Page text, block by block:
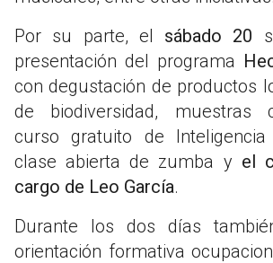
Por su parte, el sábado 20
presentación del programa
con degustación de productos
de biodiversidad, muestras
curso gratuito de
clase abierta de zumba y el
cargo de Leo García.
Durante los dos días
orientación formativa